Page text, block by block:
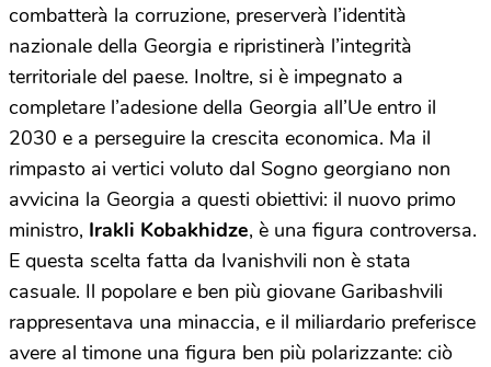
combatterà la corruzione, preserverà l’identità
nazionale della Georgia e ripristinerà l’integrità
territoriale del paese. Inoltre, si è impegnato a
completare l’adesione della Georgia all’Ue entro il
2030 e a perseguire la crescita economica. Ma il
rimpasto ai vertici voluto dal Sogno georgiano non
avvicina la Georgia a questi obiettivi: il nuovo primo
ministro, Irakli Kobakhidze, è una figura controversa.
E questa scelta fatta da Ivanishvili non è stata
casuale. Il popolare e ben più giovane Garibashvili
rappresentava una minaccia, e il miliardario preferisce
avere al timone una figura ben più polarizzante: ciò